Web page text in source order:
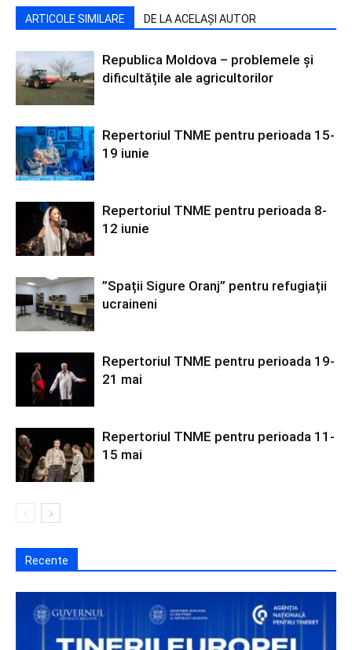
ARTICOLE SIMILARE DE LA ACELAȘI AUTOR
Republica Moldova – problemele și
dificultățile ale agricultorilor
Repertoriul TNME pentru perioada 15-
19 iunie
Repertoriul TNME pentru perioada 8-
12 iunie
”Spații Sigure Oranj” pentru refugiații
ucraineni
Repertoriul TNME pentru perioada 19-
21 mai
Repertoriul TNME pentru perioada 11-
15 mai
Recente